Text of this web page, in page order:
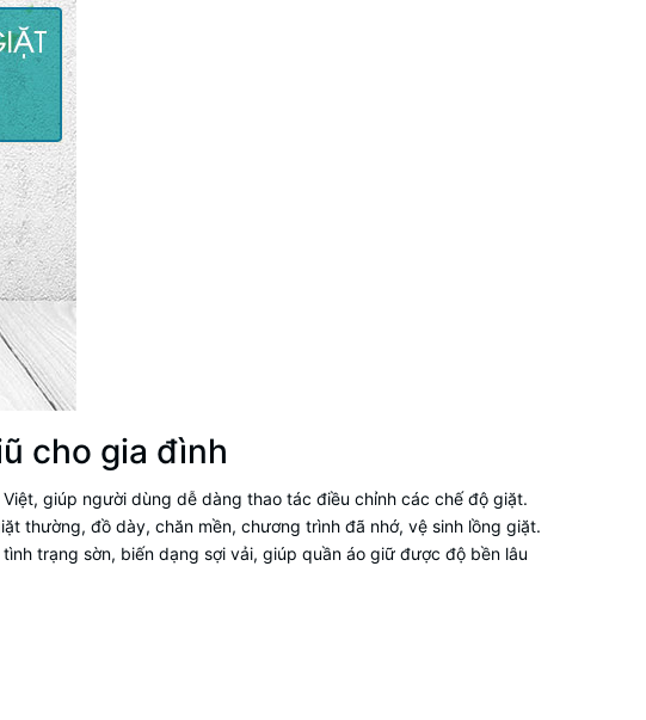
cho gia đình
giúp người dùng dễ dàng thao tác điều chỉnh các chế độ giặt.
thường, đồ dày, chăn mền, chương trình đã nhớ, vệ sinh lồng giặt.
trạng sờn, biến dạng sợi vải, giúp quần áo giữ được độ bền lâu